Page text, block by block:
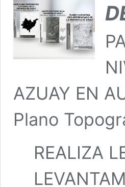
AZUAY EN
Plano
REALIZA